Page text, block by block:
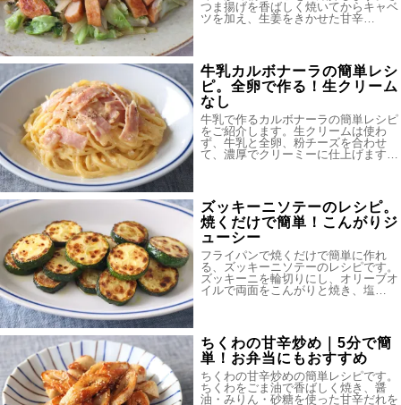
つま揚げを香ばしく焼いてからキャベ
ツを加え、生姜をきかせた甘辛…
牛乳カルボナーラの簡単レシ
ピ。全卵で作る！生クリーム
なし
牛乳で作るカルボナーラの簡単レシピ
をご紹介します。生クリームは使わ
ず、牛乳と全卵、粉チーズを合わせ
て、濃厚でクリーミーに仕上げます…
ズッキーニソテーのレシピ。
焼くだけで簡単！こんがりジ
ューシー
フライパンで焼くだけで簡単に作れ
る、ズッキーニソテーのレシピです。
ズッキーニを輪切りにし、オリーブオ
イルで両面をこんがりと焼き、塩…
ちくわの甘辛炒め｜5分で簡
単！お弁当にもおすすめ
ちくわの甘辛炒めの簡単レシピです。
ちくわをごま油で香ばしく焼き、醤
油・みりん・砂糖を使った甘辛だれを